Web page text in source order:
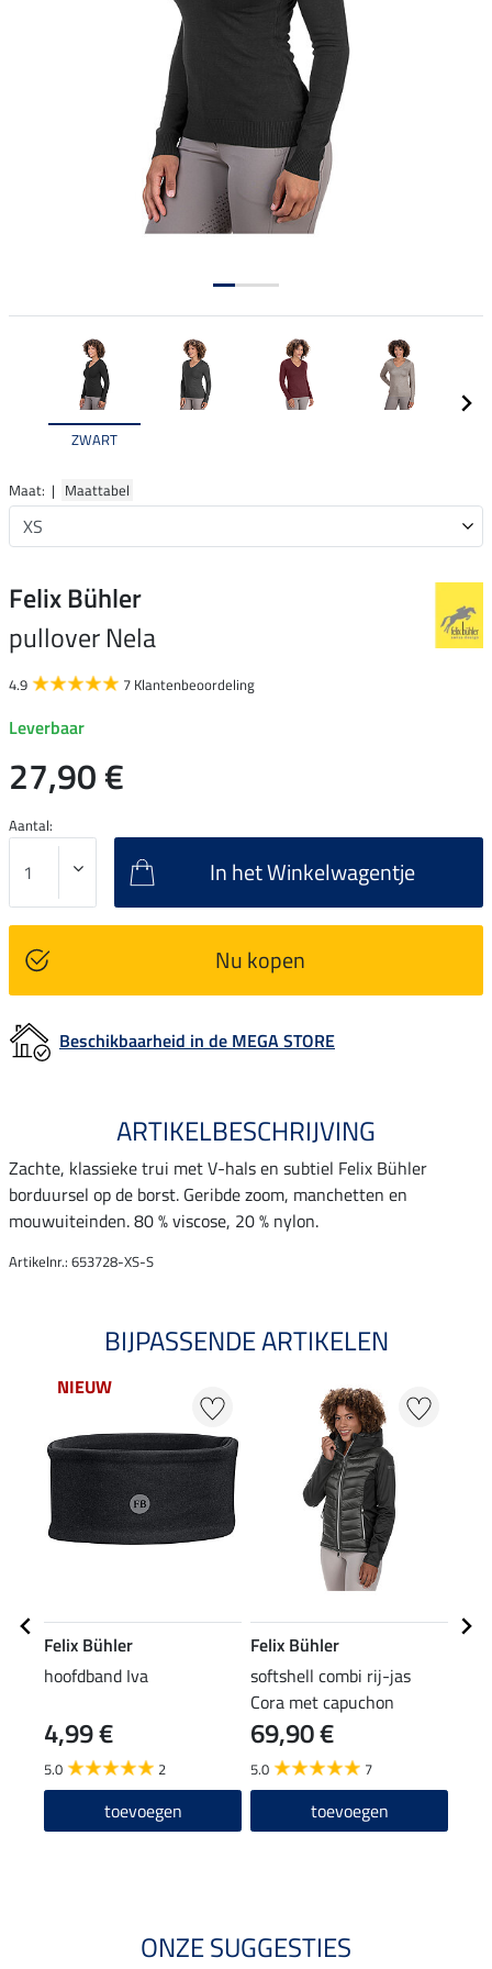
ZWART
Maat: | Maattabel
Felix Bühler
pullover Nela
4.9 7 Klantenbeoordeling
Leverbaar
27,90 €
Aantal:
In het Winkelwagentje
Nu kopen
Beschikbaarheid in de MEGA STORE
ARTIKELBESCHRIJVING
Zachte, klassieke trui met V-hals en subtiel Felix Bühler
borduursel op de borst. Geribde zoom, manchetten en
mouwuiteinden. 80 % viscose, 20 % nylon.
Artikelnr.: 653728-XS-S
BIJPASSENDE ARTIKELEN
NIEUW
Felix Bühler
hoofdband Iva
4,99 €
5.0 2
toevoegen
Felix Bühler
softshell combi rij-jas
Cora met capuchon
69,90 €
5.0 7
toevoegen
ONZE SUGGESTIES